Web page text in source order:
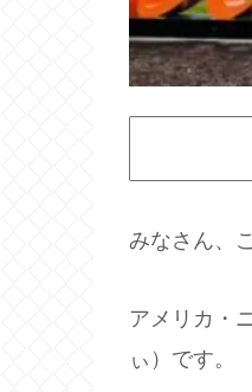
みなさん、
アメリカ・
ぃ）です。